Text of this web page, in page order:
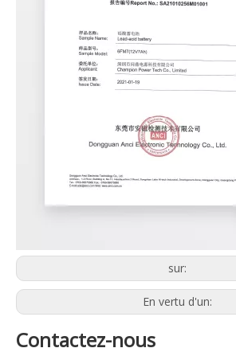
sur:
En vertu d'un:
Contactez-nous